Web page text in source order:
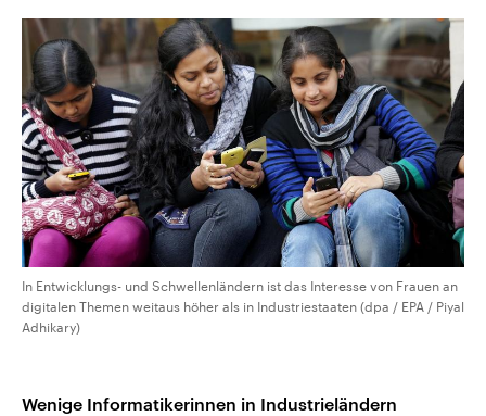
In Entwicklungs- und Schwellenländern ist das Interesse von Frauen an
digitalen Themen weitaus höher als in Industriestaaten (dpa / EPA / Piyal
Adhikary)
Wenige Informatikerinnen in Industrieländern